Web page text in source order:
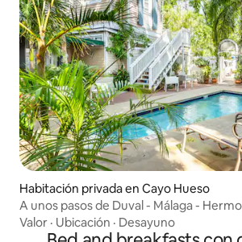
Habitación privada en Cayo Hueso
A unos pasos de Duval - Málaga -
queen con patio privado, incluido en el
happy hour, bicicletas.
Valor · Ubicación · Desayuno